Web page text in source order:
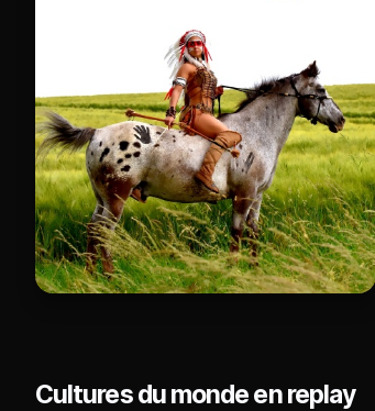
Cultures du monde en replay